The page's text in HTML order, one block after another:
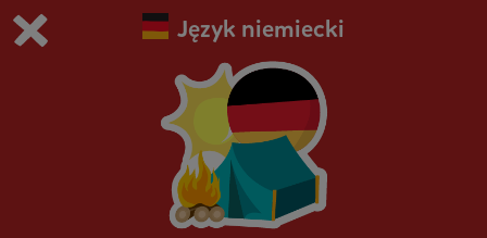
Grasz w wersję demonstracyjną Squli
Kup teraz!
0
Język niemiecki